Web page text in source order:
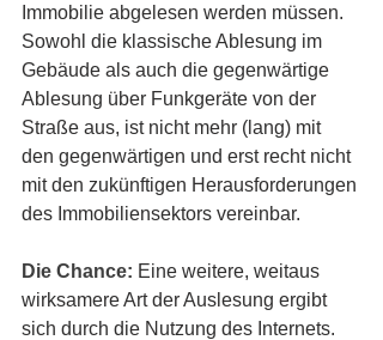
Immobilie abgelesen werden müssen.
Sowohl die klassische Ablesung im
Gebäude als auch die gegenwärtige
Ablesung über Funkgeräte von der
Straße aus, ist nicht mehr (lang) mit
den gegenwärtigen und erst recht nicht
mit den zukünftigen Herausforderungen
des Immobiliensektors vereinbar.
Die Chance: Eine weitere, weitaus
wirksamere Art der Auslesung ergibt
sich durch die Nutzung des Internets.